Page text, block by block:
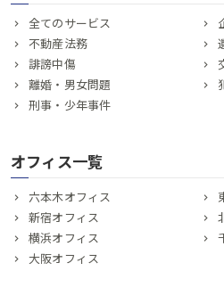
全てのサービス
不動産法務
誹謗中傷
離婚・男女問題
刑事・少年事件
オフィス一覧
六本木オフィス
新宿オフィス
横浜オフィス
大阪オフィス